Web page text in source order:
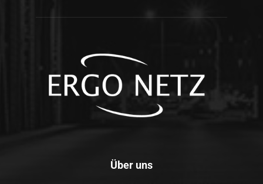
Über uns